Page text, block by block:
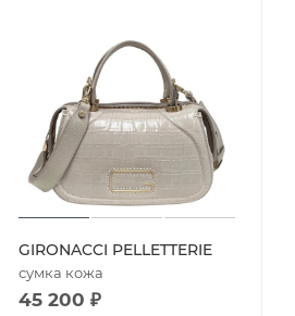
GIRONACCI PELLETTERIE
сумка кожа
45 200 ₽